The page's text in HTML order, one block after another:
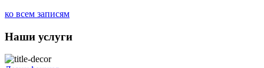
ко всем записям
Наши услуги